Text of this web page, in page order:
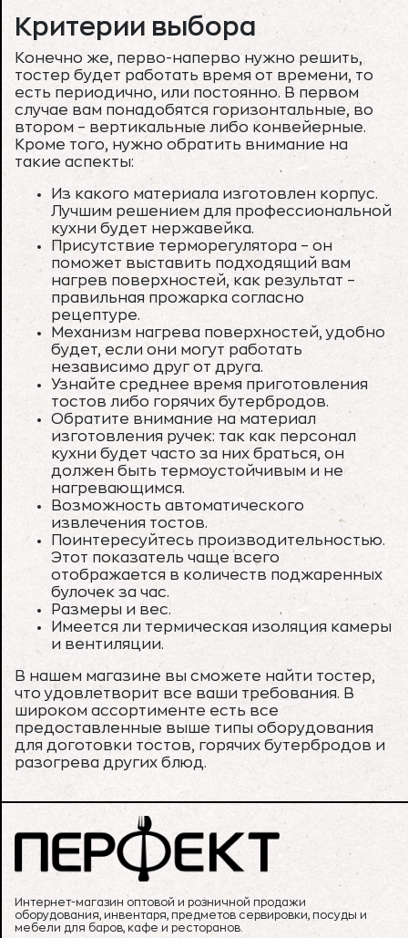
Критерии выбора
Конечно же, перво-наперво нужно решить,
тостер будет работать время от времени, то
есть периодично, или постоянно. В первом
случае вам понадобятся горизонтальные, во
втором – вертикальные либо конвейерные.
Кроме того, нужно обратить внимание на
такие аспекты:
Из какого материала изготовлен корпус.
Лучшим решением для профессиональной
кухни будет нержавейка.
Присутствие терморегулятора – он
поможет выставить подходящий вам
нагрев поверхностей, как результат –
правильная прожарка согласно
рецептуре.
Механизм нагрева поверхностей, удобно
будет, если они могут работать
независимо друг от друга.
Узнайте среднее время приготовления
тостов либо горячих бутербродов.
Обратите внимание на материал
изготовления ручек: так как персонал
кухни будет часто за них браться, он
должен быть термоустойчивым и не
нагревающимся.
Возможность автоматического
извлечения тостов.
Поинтересуйтесь производительностью.
Этот показатель чаще всего
отображается в количеств поджаренных
булочек за час.
Размеры и вес.
Имеется ли термическая изоляция камеры
и вентиляции.
В нашем магазине вы сможете найти тостер,
что удовлетворит все ваши требования. В
широком ассортименте есть все
предоставленные выше типы оборудования
для доготовки тостов, горячих бутербродов и
разогрева других блюд.
Интернет-магазин оптовой и розничной продажи
оборудования, инвентаря, предметов сервировки, посуды и
мебели для баров, кафе и ресторанов.